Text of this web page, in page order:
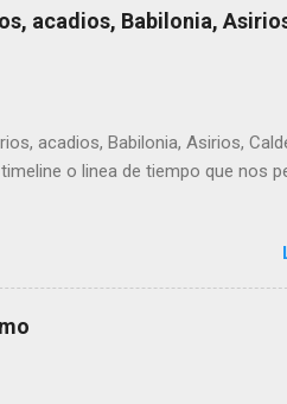
acadios, Babilonia,
acadios, Babilonia, Asirios,
o linea de tiempo que nos